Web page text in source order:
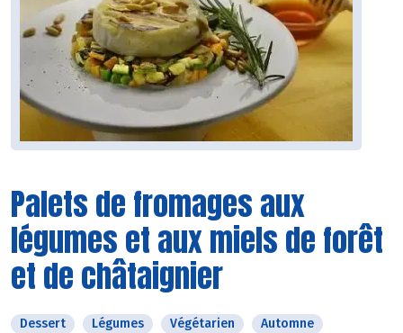
Palets de fromages aux
légumes et aux miels de forêt
et de châtaignier
Dessert Légumes Végétarien Automne